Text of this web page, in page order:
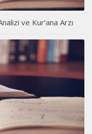
ve Kur’ana Arzı